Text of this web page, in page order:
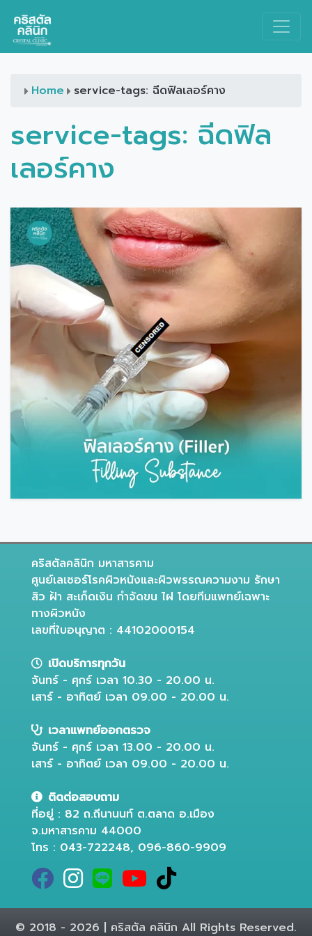
Main Navigation
Home service-tags: ฉีดฟิลเลอร์คาง
service-tags: ฉีดฟิล
เลอร์คาง
คริสตัลคลินิก มหาสารคาม
ศูนย์เลเซอร์โรคผิวหนังและผิวพรรณความงาม รักษา
สิว ฝ้า สะเก็ดเงิน กำจัดขน ไฝ โดยทีมแพทย์เฉพาะ
ทางผิวหนัง
เลขที่ใบอนุญาต : 44102000154
เปิดบริการทุกวัน
จันทร์ - ศุกร์ เวลา 10.30 - 20.00 น.
เสาร์ - อาทิตย์ เวลา 09.00 - 20.00 น.
เวลาแพทย์ออกตรวจ
จันทร์ - ศุกร์ เวลา 13.00 - 20.00 น.
เสาร์ - อาทิตย์ เวลา 09.00 - 20.00 น.
ติดต่อสอบถาม
ที่อยู่ : 82 ถ.ถีนานนท์ ต.ตลาด อ.เมือง
จ.มหาสารคาม 44000
โทร : 043-722248, 096-860-9909
© 2018 - 2026 | คริสตัล คลินิก All Rights Reserved.